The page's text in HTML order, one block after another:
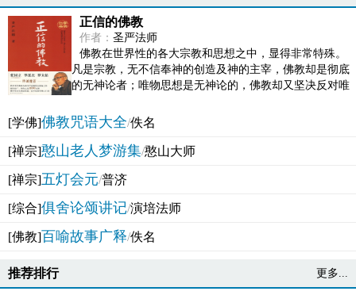
正信的佛教
作者： 圣严法师
佛教在世界性的各大宗教和思想之中，显得非常特殊。
凡是宗教，无不信奉神的创造及神的主宰，佛教却是彻底
的无神论者；唯物思想是无神论的，佛教却又坚决反对唯
[学佛]佛教咒语大全/佚名
[禅宗]憨山老人梦游集/憨山大师
[禅宗]五灯会元/普济
[综合]俱舍论颂讲记/演培法师
[佛教]百喻故事广释/佚名
推荐排行 更多...